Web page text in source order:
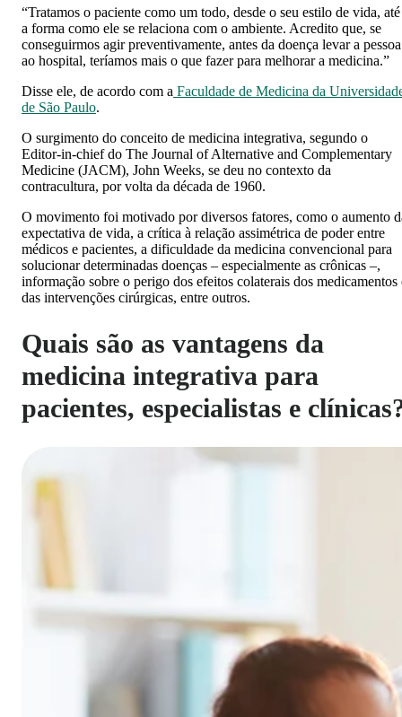
“Tratamos o paciente como um todo, desde o seu estilo de vida, até
a forma como ele se relaciona com o ambiente. Acredito que, se
conseguirmos agir preventivamente, antes da doença levar a pessoa
ao hospital, teríamos mais o que fazer para melhorar a medicina.”
Disse ele, de acordo com a Faculdade de Medicina da
de São Paulo.
O surgimento do conceito de medicina integrativa, segundo o
Editor-in-chief do The Journal of Alternative and Complementary
Medicine (JACM), John Weeks, se deu no contexto da
contracultura, por volta da década de 1960.
O movimento foi motivado por diversos fatores, como o aumento
expectativa de vida, a crítica à relação assimétrica de poder entre
médicos e pacientes, a dificuldade da medicina convencional para
solucionar determinadas doenças – especialmente as crônicas –,
informação sobre o perigo dos efeitos colaterais dos medicamentos
das intervenções cirúrgicas, entre outros.
Quais são as vantagens da
medicina integrativa para
pacientes, especialistas e